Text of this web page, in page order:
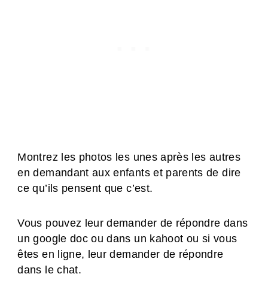
Montrez les photos les unes après les autres
en demandant aux enfants et parents de dire
ce qu’ils pensent que c’est.
Vous pouvez leur demander de répondre dans
un google doc ou dans un kahoot ou si vous
êtes en ligne, leur demander de répondre
dans le chat.